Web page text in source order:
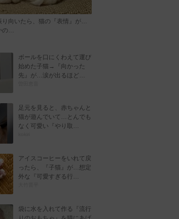
り向いたら、猫の『表情』が…
の…
ボールを口にくわえて運び
始めた子猫→『向かった
先』が…涙が出るほど…
足元を見ると、赤ちゃんと
猫が遊んでいて…とんでも
なく可愛い『やり取…
アイスコーヒーをいれて戻
ったら、『子猫』が…想定
外な『可愛すぎる行…
袋に水を入れて作る『流行